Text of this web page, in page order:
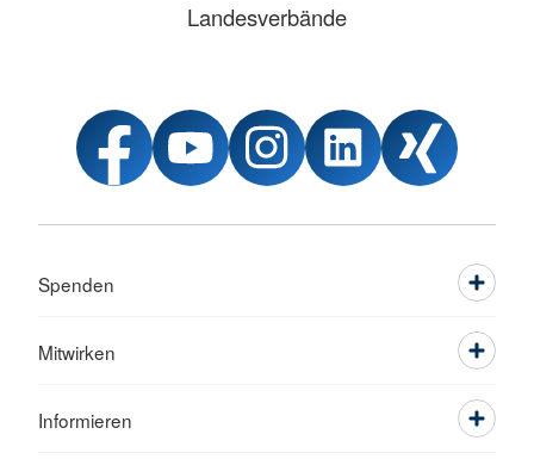
Landesverbände
Spenden
Mitwirken
Informieren